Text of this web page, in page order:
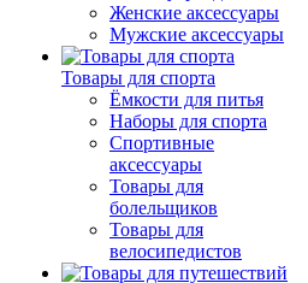
Женские аксессуары
Мужские аксессуары
Товары для спорта
Ёмкости для питья
Наборы для спорта
Спортивные
аксессуары
Товары для
болельщиков
Товары для
велосипедистов